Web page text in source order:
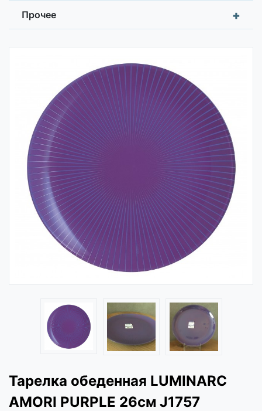
+
Прочее
Тарелка обеденная LUMINARC
AMORI PURPLE 26см J1757